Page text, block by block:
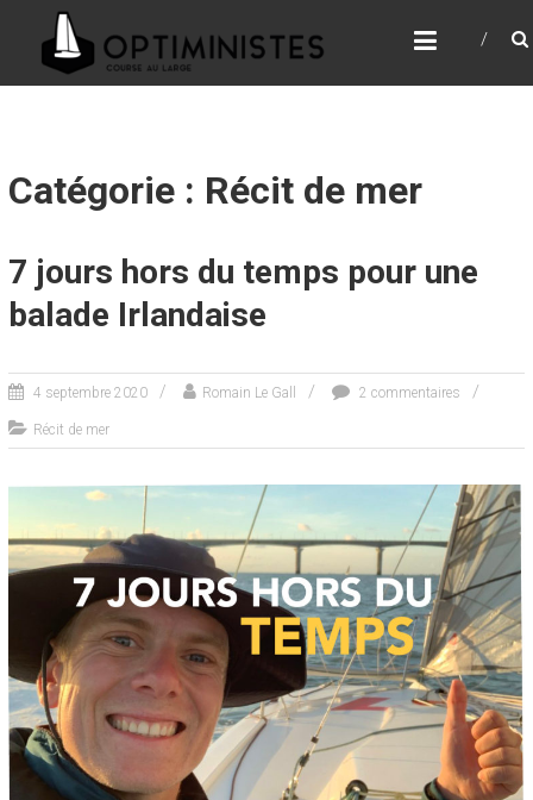
content
LES OPTIMINISTES
Catégorie : Récit de mer
7 jours hors du temps pour une
balade Irlandaise
4 septembre 2020 Romain Le Gall 2 commentaires
Récit de mer